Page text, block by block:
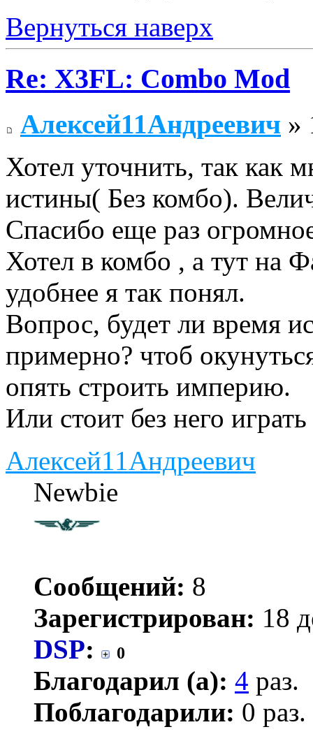
Вернуться наверх
Re: X3FL: Combo Mod
Алексей11Андреевич »
Хотел уточнить, так как
истины( Без комбо).
Спасибо еще раз
Хотел в комбо , а тут на
удобнее я так понял.
Вопрос, будет ли время
примерно? чтоб
опять строить империю.
Или стоит без него
Алексей11Андреевич
Newbie
Сообщений: 8
Зарегистрирован: 18
DSP: 0
Благодарил (а): 4 раз.
Поблагодарили: 0 раз.